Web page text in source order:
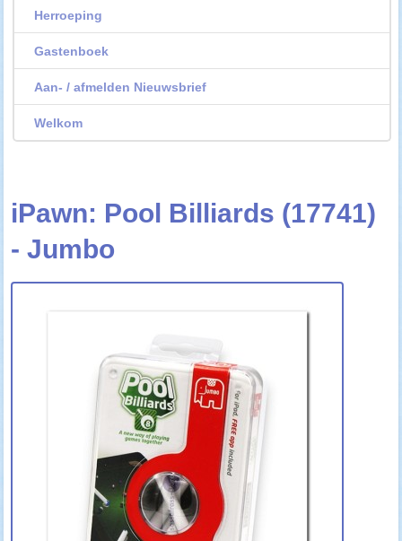
Herroeping
Gastenboek
Aan- / afmelden Nieuwsbrief
Welkom
iPawn: Pool Billiards (17741)
- Jumbo